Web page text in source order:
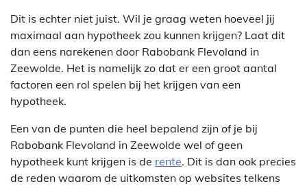
Dit is echter niet juist. Wil je graag weten hoeveel jij
maximaal aan hypotheek zou kunnen krijgen? Laat dit
dan eens narekenen door Rabobank Flevoland in
Zeewolde. Het is namelijk zo dat er een groot aantal
factoren een rol spelen bij het krijgen van een
hypotheek.
Een van de punten die heel bepalend zijn of je bij
Rabobank Flevoland in Zeewolde wel of geen
hypotheek kunt krijgen is de rente. Dit is dan ook precies
de reden waarom de uitkomsten op websites telkens